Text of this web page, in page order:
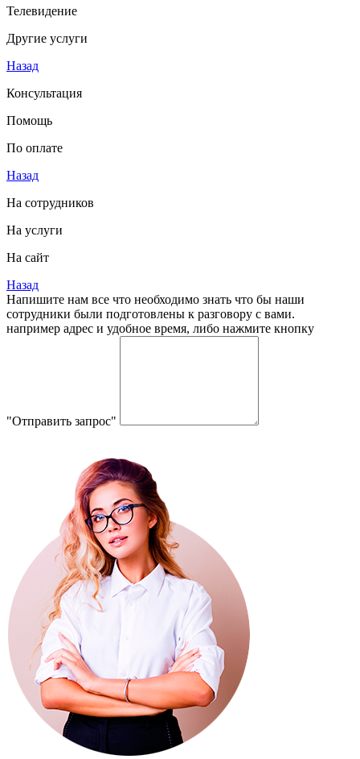
Телевидение
Другие услуги
Назад
Консультация
Помощь
По оплате
Назад
На сотрудников
На услуги
На сайт
Назад
Напишите нам все что необходимо знать что бы наши
сотрудники были подготовлены к разговору с вами.
например адрес и удобное время, либо нажмите кнопку
"Отправить запрос"